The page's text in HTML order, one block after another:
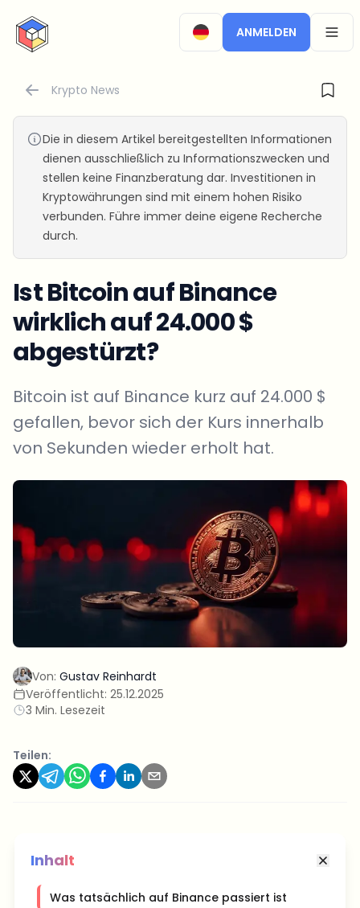
CryptoTicker
ANMELDEN
Krypto News
Die in diesem Artikel bereitgestellten Informationen
dienen ausschließlich zu Informationszwecken und
stellen keine Finanzberatung dar. Investitionen in
Kryptowährungen sind mit einem hohen Risiko
verbunden. Führe immer deine eigene Recherche
durch.
Ist Bitcoin auf Binance
wirklich auf 24.000 $
abgestürzt?
Bitcoin ist auf Binance kurz auf 24.000 $
gefallen, bevor sich der Kurs innerhalb
von Sekunden wieder erholt hat.
Von: Gustav Reinhardt
Veröffentlicht: 25.12.2025
3 Min. Lesezeit
Teilen:
Inhalt
Was tatsächlich auf Binance passiert ist